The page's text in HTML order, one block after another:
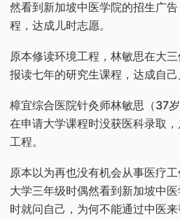
然看到新加坡中医学院的招生广
程，达成儿时志愿。
原本修读环境工程，林敏思在大
报读七年的研究生课程，达成自己
樟宜综合医院针灸师林敏思（37
在申请大学课程时没获医科录取
工程。
原本以为再也没有机会从事医疗
大学三年级时偶然看到新加坡中
时就问自己，为何不能通过中医